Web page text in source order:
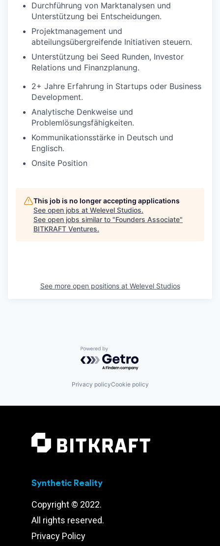
Durchführung von Marktanalysen und
Unterstützung bei Entscheidungen.
Projektmanagement und
abteilungsübergreifende Initiativen steuern.
Unterstützung bei Seed Runden, Investor
Relations und Finanzplanung.
2+ Jahre Erfahrung in Startups oder Business
Development.
Analytische Denkweise und
Problemlösungsfähigkeiten.
Kommunikationsstärke in Deutsch und
Englisch.
Onsite Position
This job is no longer accepting applications
See open jobs at Welevel Studios.
See open jobs similar to "Founders Associate"
BITKRAFT Ventures.
See more open positions at Welevel Studios
Powered by Getro.com
Privacy policyCookie policy
Synthetic Reality
Copyright © 2022.
All rights reserved.
Privacy Policy